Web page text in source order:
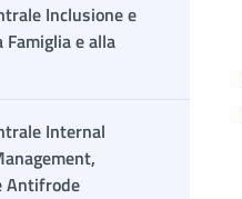
Inclusione e
Famiglia e alla
Internal
Antifrode